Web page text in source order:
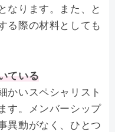
なります。また、と
る際の材料としても
ている
かいスペシャリスト
す。メンバーシップ
異動がなく、ひとつ